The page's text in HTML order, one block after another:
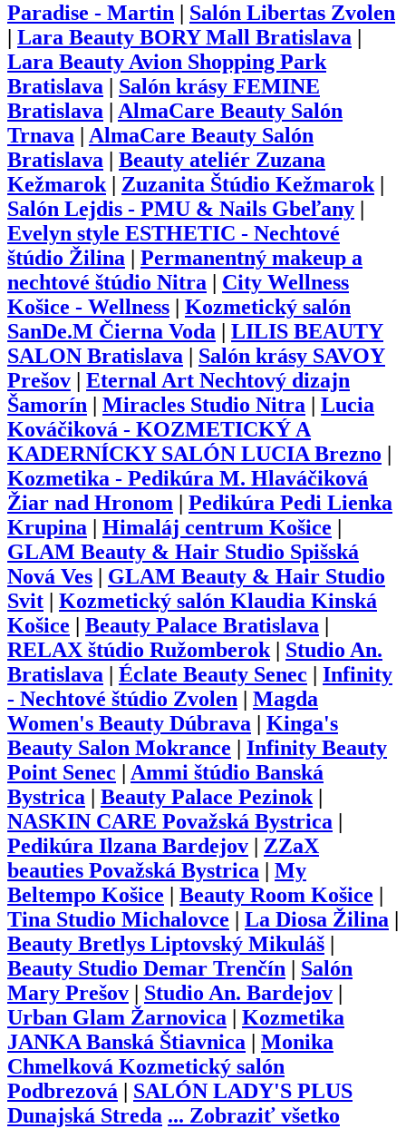
Paradise - Martin
Salón Libertas Zvolen
Lara Beauty BORY Mall Bratislava
Lara Beauty Avion Shopping Park
Bratislava
Salón krásy FEMINE
Bratislava
AlmaCare Beauty Salón
Trnava
AlmaCare Beauty Salón
Bratislava
Beauty ateliér Zuzana
Kežmarok| Zuzanita Štúdio Kežmarok|
Salón Lejdis - PMU & Nails Gbeľany
Evelyn style ESTHETIC - Nechtové
štúdio Žilina
Permanentný makeup a
nechtové štúdio Nitra
City Wellness
Košice - Wellness
Kozmetický salón
SanDe.M Čierna Voda
LILIS BEAUTY
SALON Bratislava
Salón krásy SAVOY
Prešov
Eternal Art Nechtový dizajn
Šamorín
Miracles Studio Nitra
Lucia
Kováčiková - KOZMETICKÝ A
KADERNÍCKY SALÓN LUCIA Brezno
Kozmetika - Pedikúra M. Hlaváčiková
Žiar nad Hronom
Pedikúra Pedi Lienka
Krupina
Himaláj centrum Košice
GLAM Beauty & Hair Studio Spišská
Nová Ves
GLAM Beauty & Hair Studio
Svit
Kozmetický salón Klaudia Kinská
Košice
Beauty Palace Bratislava
RELAX štúdio Ružomberok| Studio An.
Bratislava
Éclate Beauty Senec
Infinity
- Nechtové štúdio Zvolen
Magda
Women's Beauty Dúbrava
Kinga's
Beauty Salon Mokrance
Infinity Beauty
Point Senec
Ammi štúdio Banská
Bystrica
Beauty Palace Pezinok|
NASKIN CARE Považská Bystrica
Pedikúra Ilzana Bardejov
ZZaX
beauties Považská Bystrica
My
Beltempo Košice
Beauty Room Košice
Tina Studio Michalovce
La Diosa Žilina
Beauty Bretlys Liptovský Mikuláš
Beauty Studio Demar Trenčín
Salón
Mary Prešov
Studio An. Bardejov
Urban Glam Žarnovica
Kozmetika
JANKA Banská Štiavnica
Monika
Chmelková Kozmetický salón
Podbrezová
SALÓN LADY'S PLUS
Dunajská Streda ... Zobraziť všetko